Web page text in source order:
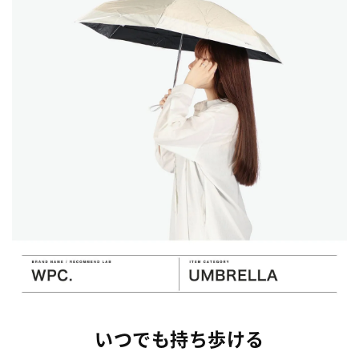
いつでも持ち歩ける